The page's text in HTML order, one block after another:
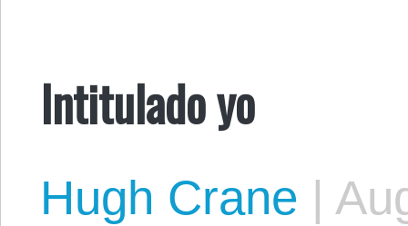
Intitulado yo
Hugh Crane |